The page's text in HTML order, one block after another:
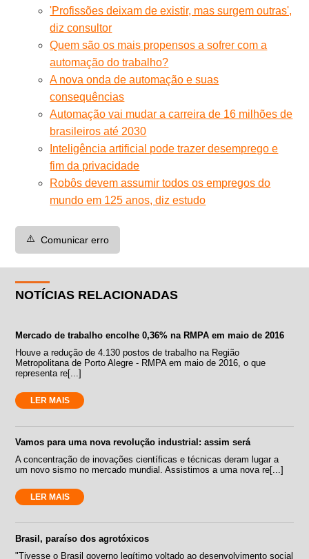
'Profissões deixam de existir, mas surgem outras',
diz consultor
Quem são os mais propensos a sofrer com a
automação do trabalho?
A nova onda de automação e suas
consequências
Automação vai mudar a carreira de 16 milhões de
brasileiros até 2030
Inteligência artificial pode trazer desemprego e
fim da privacidade
Robôs devem assumir todos os empregos do
mundo em 125 anos, diz estudo
⚠️ Comunicar erro
NOTÍCIAS RELACIONADAS
Mercado de trabalho encolhe 0,36% na RMPA em maio de 2016
Houve a redução de 4.130 postos de trabalho na Região
Metropolitana de Porto Alegre - RMPA em maio de 2016, o que
representa re[...]
LER MAIS
Vamos para uma nova revolução industrial: assim será
A concentração de inovações científicas e técnicas deram lugar a
um novo sismo no mercado mundial. Assistimos a uma nova re[...]
LER MAIS
Brasil, paraíso dos agrotóxicos
"Tivesse o Brasil governo legítimo voltado ao desenvolvimento social